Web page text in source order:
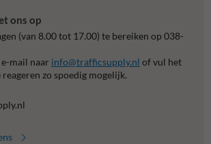
ons op
(van 8.00 tot 17.00) te bereiken op 038-
mail naar info@trafficsupply.nl of vul het
zo spoedig mogelijk.